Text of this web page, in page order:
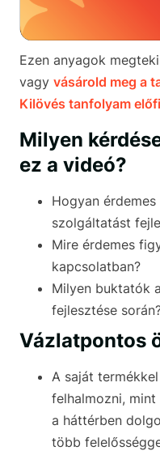
Ezen anyagok
vagy vásárold meg a
Kilövés tanfolyam
Milyen
ez a videó?
Hogyan
szolgáltatást
Mire érdemes
kapcsolatban?
Milyen buktatók
fejlesztése
Vázlatpontos
A saját
felhalmozni,
a háttérben
több